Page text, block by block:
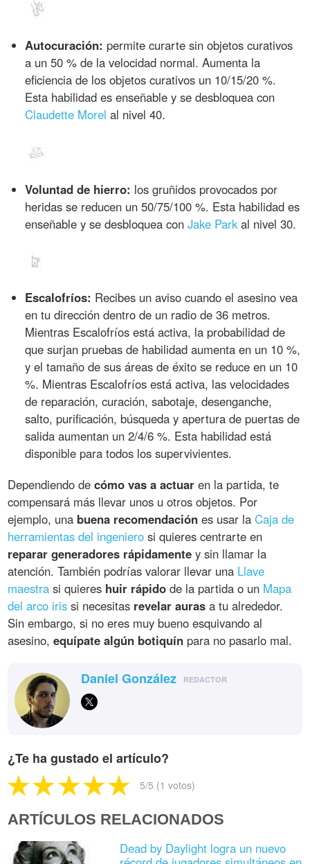
Autocuración: permite curarte sin objetos curativos
a un 50 % de la velocidad normal. Aumenta la
eficiencia de los objetos curativos un 10/15/20 %.
Esta habilidad es enseñable y se desbloquea con
Claudette Morel al nivel 40.
Voluntad de hierro: los gruñidos provocados por
heridas se reducen un 50/75/100 %. Esta habilidad es
enseñable y se desbloquea conJake Parkal nivel 30.
Escalofríos: Recibes un aviso cuando el asesino vea
en tu dirección dentro de un radio de 36 metros.
Mientras Escalofríos está activa, la probabilidad de
que surjan pruebas de habilidad aumenta en un 10 %,
y el tamaño de sus áreas de éxito se reduce en un 10
%. Mientras Escalofríos está activa, las velocidades
de reparación, curación, sabotaje, desenganche,
salto, purificación, búsqueda y apertura de puertas de
salida aumentan un 2/4/6 %. Esta habilidad está
disponible para todos los supervivientes.
Dependiendo decómo vas a actuar en la partida, te
compensará más llevar unos u otros objetos. Por
ejemplo, una buena recomendación es usar laCaja de
herramientas del ingeniero si quieres centrarte en
reparar generadores rápidamente y sin llamar la
atención. También podrías valorar llevar una Llave
maestra si quieres huir rápido de la partida o un Mapa
del arco iris si necesitas revelar auras a tu alrededor.
Sin embargo, si no eres muy bueno esquivando al
asesino,equípate algún botiquín para no pasarlo mal.
Daniel González REDACTOR
¿Te ha gustado el artículo?
5/5 (1 votos)
ARTÍCULOS RELACIONADOS
Dead by Daylight logra un nuevo